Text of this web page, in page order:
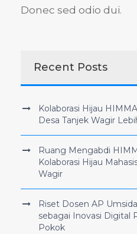
Donec sed odio dui.
Recent Posts
Kolaborasi Hijau
Desa Tanjek Wagir
Ruang Mengabdi
Kolaborasi Hijau
Wagir
Riset Dosen AP
sebagai Inovasi Digital
Pokok